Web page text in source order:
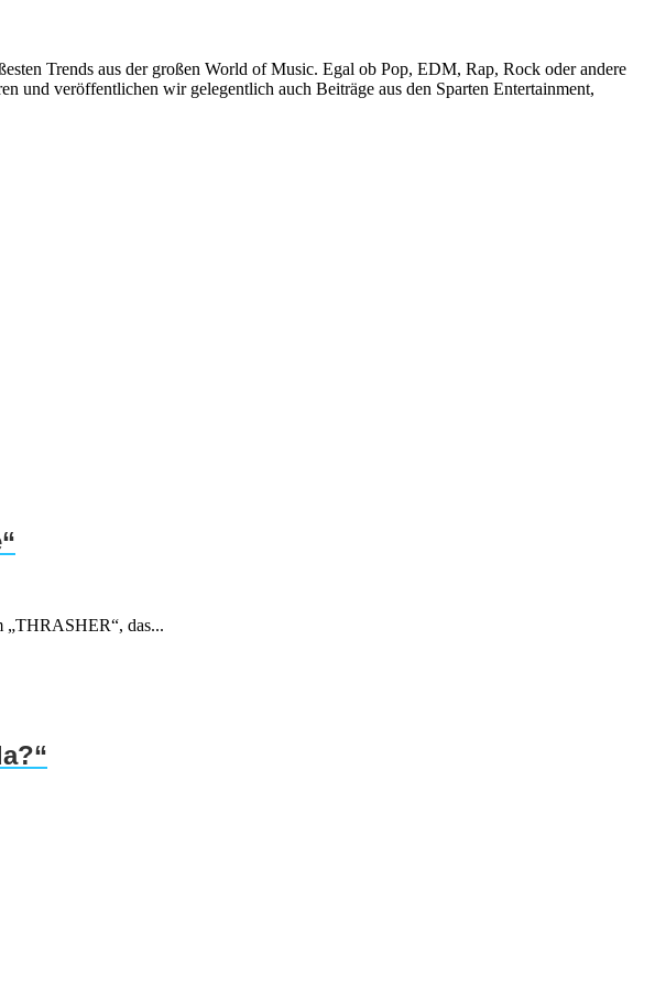
Trends aus der großen World of Music. Egal ob Pop, EDM, Rap, Rock oder andere
und veröffentlichen wir gelegentlich auch Beiträge aus den Sparten Entertainment,
„THRASHER“, das...